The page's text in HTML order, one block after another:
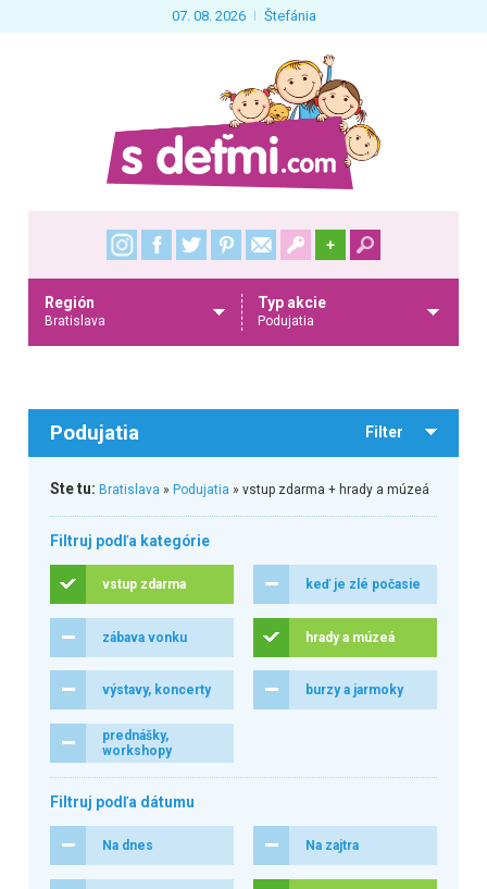
07. 08. 2026 Štefánia
+
Región
Bratislava
Typ akcie
Podujatia
Podujatia Filter
Ste tu: Bratislava » Podujatia » vstup zdarma + hrady a múzeá
Filtruj podľa kategórie
vstup zdarma keď je zlé počasie
zábava vonku hrady a múzeá
výstavy, koncerty burzy a jarmoky
prednášky,
workshopy
Filtruj podľa dátumu
Na dnes Na zajtra